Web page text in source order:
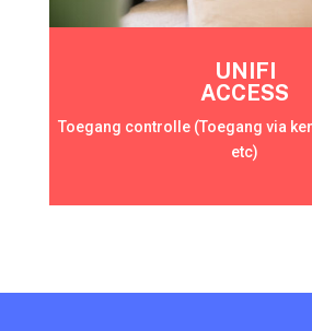
UNIFI
ACCESS
Toegang controlle (Toegang via
etc)